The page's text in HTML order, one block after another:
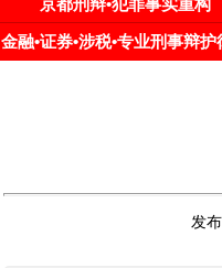
京都刑辩•犯罪事实重构
金融•证券•涉税•专业刑事辩护
发